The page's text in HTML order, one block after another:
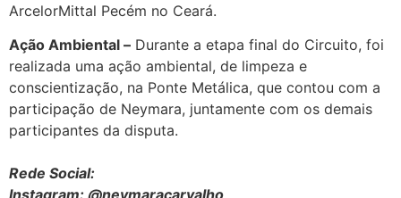
ArcelorMittal Pecém no Ceará.
Ação Ambiental – Durante a etapa final do Circuito, foi
realizada uma ação ambiental, de limpeza e
conscientização, na Ponte Metálica, que contou com a
participação de Neymara, juntamente com os demais
participantes da disputa.
Rede Social:
Instagram: @neymaracarvalho